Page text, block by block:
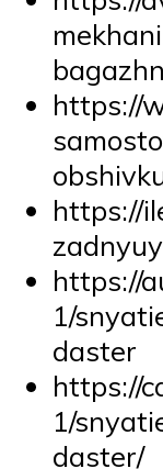
https://
https://
https://
1/
daster
https://
1/
daster/